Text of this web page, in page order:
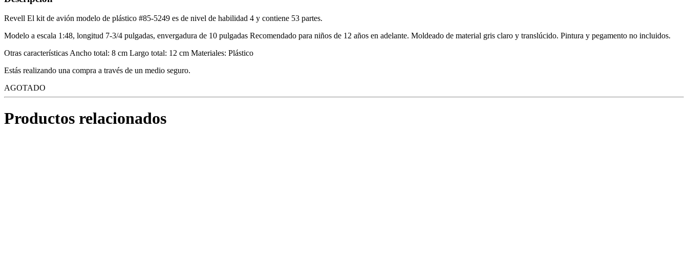
Revell El kit de avión modelo de plástico #85-5249 es de nivel de habilidad 4 y contiene 53 partes.
Modelo a escala 1:48, longitud 7-3/4 pulgadas, envergadura de 10 pulgadas Recomendado para niños de 12 años en adelante. Moldeado de material gris claro y translúcido. Pintura y pegamento no incluidos.
Otras características Ancho total: 8 cm Largo total: 12 cm Materiales: Plástico
Estás realizando una compra a través de un medio seguro.
AGOTADO
Productos relacionados